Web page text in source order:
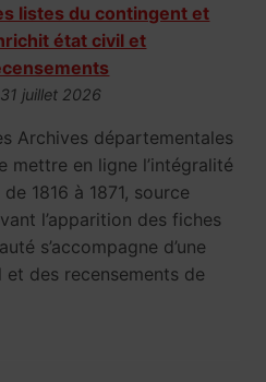
listes du contingent et
état civil et
juillet 2026
Archives départementales
mettre en ligne l’intégralité
1816 à 1871, source
l’apparition des fiches
s’accompagne d’une
et des recensements de